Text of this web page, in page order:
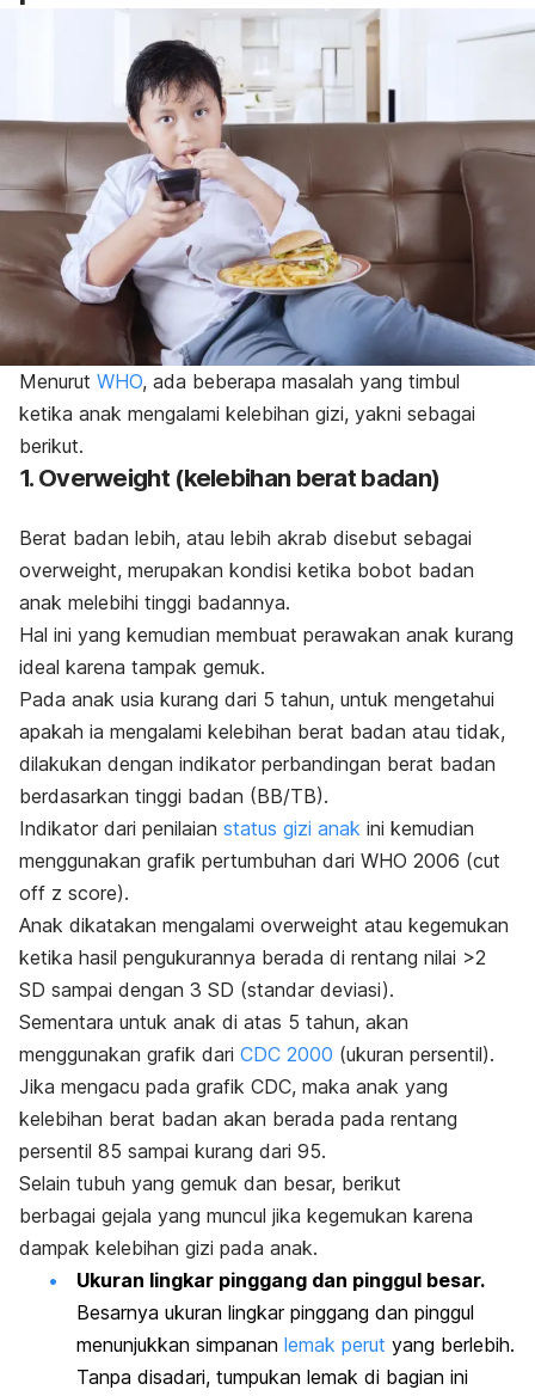
Menurut WHO, ada beberapa masalah yang timbul
ketika anak mengalami kelebihan gizi, yakni sebagai
berikut.
1. Overweight(kelebihan berat badan)
Berat badan lebih, atau lebih akrab disebut sebagai
overweight, merupakan kondisi ketika bobot badan
anak melebihi tinggi badannya.
Hal ini yang kemudian membuat perawakan anak kurang
ideal karena tampak gemuk.
Pada anak usia kurang dari 5 tahun, untuk mengetahui
apakah ia mengalami kelebihan berat badan atau tidak,
dilakukan dengan indikator perbandingan berat badan
berdasarkan tinggi badan (BB/TB).
Indikator dari penilaian status gizi anak ini kemudian
menggunakan grafik pertumbuhan dari WHO 2006 (cut
off z score).
Anak dikatakan mengalami overweight atau kegemukan
ketika hasil pengukurannya berada di rentang nilai >2
SD sampai dengan 3 SD (standar deviasi).
Sementara untuk anak di atas 5 tahun, akan
menggunakan grafik dari CDC 2000 (ukuran persentil).
Jika mengacu pada grafik CDC, maka anak yang
kelebihan berat badan akan berada pada rentang
persentil 85 sampai kurang dari 95.
Selain tubuh yang gemuk dan besar, berikut
berbagai gejala yang muncul jika kegemukan karena
dampak kelebihan gizi pada anak.
Ukuran lingkar pinggang dan pinggul besar.
Besarnya ukuran lingkar pinggang dan pinggul
menunjukkan simpanan lemak perut yang berlebih.
Tanpa disadari, tumpukan lemak di bagian ini